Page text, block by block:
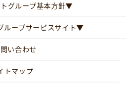
グループ基本方針▼
ループサービスサイト▼
い合わせ
トマップ